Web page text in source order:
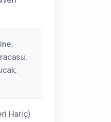
Hariç)